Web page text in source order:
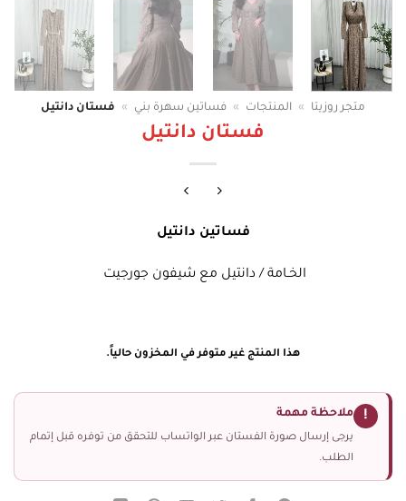
متجر روزيتا » المنتجات » فساتين سهرة بني » فستان دانتيل
فستان دانتيل
فساتين دانتيل
الخـامة / دانتيل مع شيفون جورجيت
هذا المنتج غير متوفر في المخزون حالياً.
! ملاحظة مهمة
يرجى إرسال صورة الفستان عبر الواتساب للتحقق من توفره قبل إتمام
الطلب.